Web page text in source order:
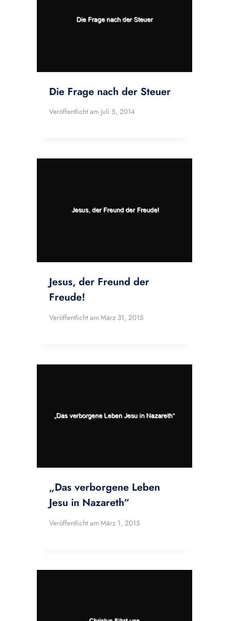
Die Frage nach der Steuer
Veröffentlicht am Juli 5, 2014
Jesus, der Freund der
Freude!
Veröffentlicht am März 31, 2015
„Das verborgene Leben
Jesu in Nazareth“
Veröffentlicht am März 1, 2015